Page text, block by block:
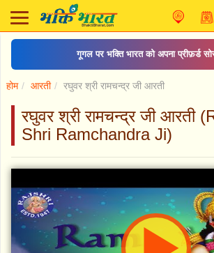
गूगल पर भक्ति भारत को अपना प्रीफ़र्ड
होम आरती रघुवर श्री रामचन्द्र जी आरती
रघुवर श्री रामचन्द्र जी आरती
Shri Ramchandra Ji)